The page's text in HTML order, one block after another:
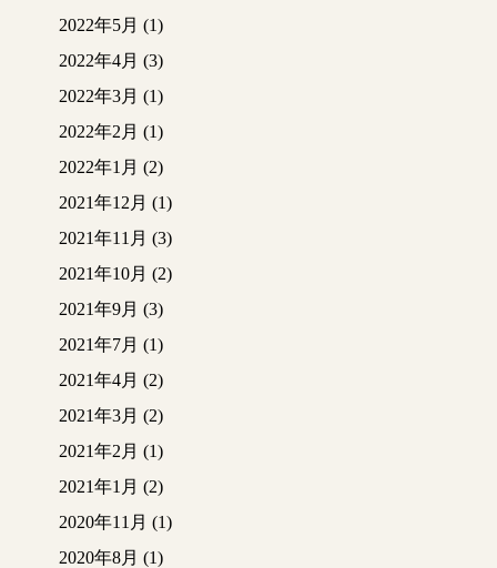
2022年5月 (1)
2022年4月 (3)
2022年3月 (1)
2022年2月 (1)
2022年1月 (2)
2021年12月 (1)
2021年11月 (3)
2021年10月 (2)
2021年9月 (3)
2021年7月 (1)
2021年4月 (2)
2021年3月 (2)
2021年2月 (1)
2021年1月 (2)
2020年11月 (1)
2020年8月 (1)